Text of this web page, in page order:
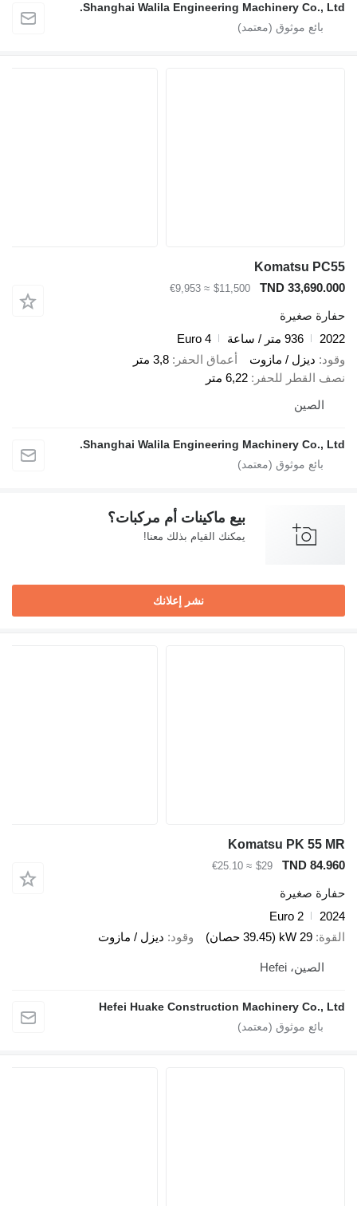
Shanghai Walila Engineering Machinery Co., Ltd.
Komatsu PC55
TND 33,690.000
$11,500
≈ €9,953
حفارة صغيرة
2022
936 متر / ساعة
Euro 4
وقود ديزل / مازوت أعماق الحفر
3,8 متر
نصف القطر للحفر
6,22 متر
الصين
Shanghai Walila Engineering Machinery Co., Ltd.
بيع ماكينات أم مركبات؟
يمكنك القيام بذلك معنا!
نشر إعلانك
Komatsu PK 55 MR
TND 84.960
$29
≈ €25.10
حفارة صغيرة
2024
Euro 2
القوة 29 kW (39.45 حصان) وقود ديزل / مازوت
الصين، Hefei
Hefei Huake Construction Machinery Co., Ltd